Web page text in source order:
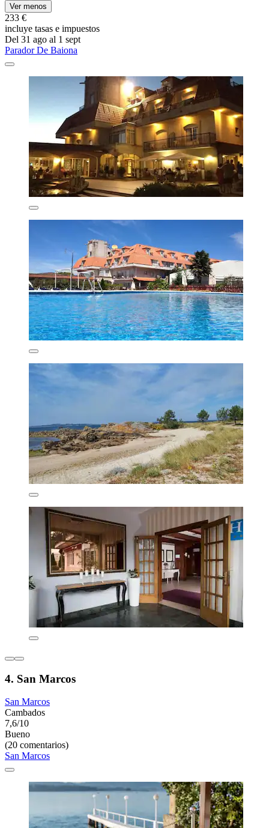
Ver menos
233 €
incluye tasas e impuestos
Del 31 ago al 1 sept
Parador De Baiona
4. San Marcos
San Marcos
Cambados
7,6/10
Bueno
(20 comentarios)
San Marcos